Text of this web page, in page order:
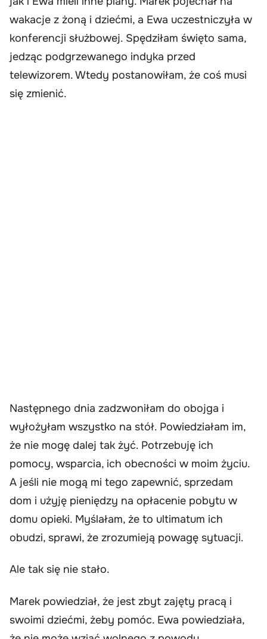
wakacje z żoną i dziećmi, a Ewa uczestniczyła w
konferencji służbowej. Spędziłam święto sama,
jedząc podgrzewanego indyka przed
telewizorem. Wtedy postanowiłam, że coś musi
się zmienić.
Następnego dnia zadzwoniłam do obojga i
wyłożyłam wszystko na stół. Powiedziałam im,
że nie mogę dalej tak żyć. Potrzebuję ich
pomocy, wsparcia, ich obecności w moim życiu.
A jeśli nie mogą mi tego zapewnić, sprzedam
dom i użyję pieniędzy na opłacenie pobytu w
domu opieki. Myślałam, że to ultimatum ich
obudzi, sprawi, że zrozumieją powagę sytuacji.
Ale tak się nie stało.
Marek powiedział, że jest zbyt zajęty pracą i
swoimi dziećmi, żeby pomóc. Ewa powiedziała,